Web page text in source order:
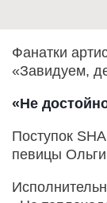
Фанатки
«Завидуем,
«Не
Поступок
певицы